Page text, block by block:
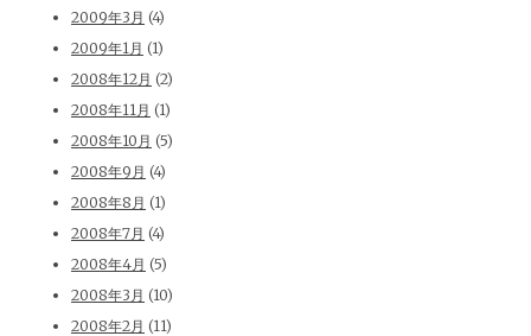
2009年3月 (4)
2009年1月 (1)
2008年12月 (2)
2008年11月 (1)
2008年10月 (5)
2008年9月 (4)
2008年8月 (1)
2008年7月 (4)
2008年4月 (5)
2008年3月 (10)
2008年2月 (11)